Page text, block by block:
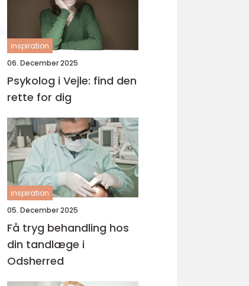
inspiration
06. December 2025
Psykolog i Vejle: find den
rette for dig
inspiration
05. December 2025
Få tryg behandling hos
din tandlæge i
Odsherred